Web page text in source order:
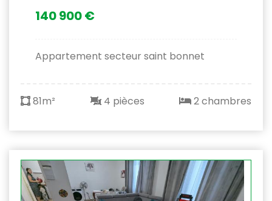
140 900 €
Appartement secteur saint bonnet
81m² 4 pièces 2 chambres